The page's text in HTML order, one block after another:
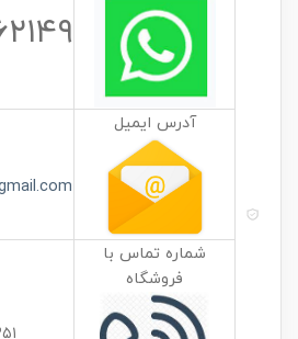
آدرس ایمیل
شماره تماس با
فروشگاه